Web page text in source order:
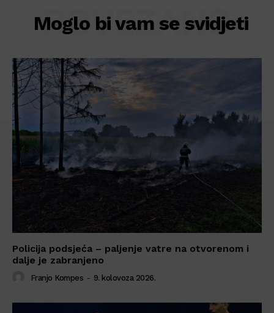
Moglo bi vam se svidjeti
POVEZANO
Policija podsjeća – paljenje vatre na otvorenom i
dalje je zabranjeno
Franjo Kompes - 9. kolovoza 2026.